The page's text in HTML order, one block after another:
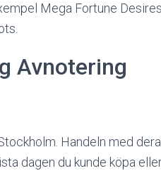
Mega Fortune
Avnotering
Handeln med
dagen du kunde köpa